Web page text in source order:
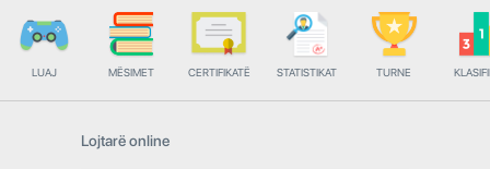
LUAJ MËSIMET CERTIFIKATË STATISTIKAT TURNE
Lojtarë online